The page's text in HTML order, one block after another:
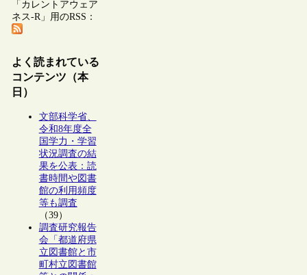
「カレントアウェア
ネス-R」用のRSS：
よく読まれている
コンテンツ（本
日）
文部科学省、
令和8年度全
国学力・学習
状況調査の結
果を公表：読
書時間や図書
館の利用頻度
等も調査
（39）
調査研究報告
会「都道府県
立図書館と市
町村立図書館